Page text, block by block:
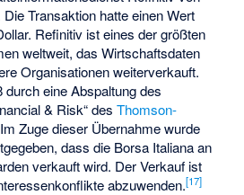
Die Transaktion hatte einen Wert
Refinitiv ist eines der größten
weltweit, das Wirtschaftsdaten
Organisationen weiterverkauft.
eine Abspaltung des
& Risk“ desThomson-
Im Zuge dieser Übernahme wurde
dass die Borsa Italiana an
verkauft wird. Der Verkauf ist
abzuwenden.[17]